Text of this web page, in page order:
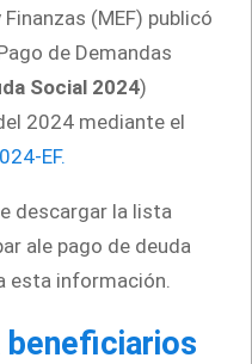
(MEF) publicó
de Demandas
Social 2024)
2024 mediante el
EF.
descargar la lista
ale pago de deuda
esta información.
beneficiarios